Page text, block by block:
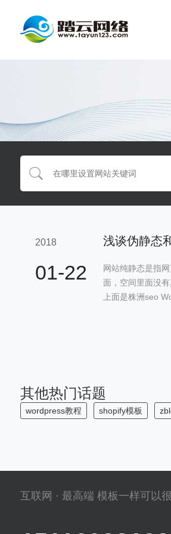
2018
01-22
浅谈伪静态
网站纯静态是指
面，空间里面没
上面是株洲seo
其他热门话题
wordpress教程 shopify模板
互联网 · 最高端 模板一样可以